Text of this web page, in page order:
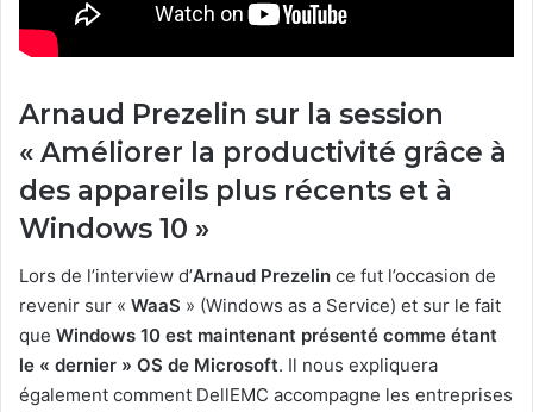
Arnaud Prezelin sur la session
« Améliorer la productivité grâce à
des appareils plus récents et à
Windows 10 »
Lors de l’interview d’Arnaud Prezelin ce fut l’occasion de
revenir sur « WaaS » (Windows as a Service) et sur le fait
que Windows 10 est maintenant présenté comme étant
le « dernier » OS de Microsoft. Il nous expliquera
également comment DellEMC accompagne les entreprises